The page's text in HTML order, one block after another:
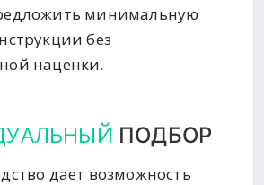
минимальную
без
наценки.
ПОДБОР
дает возможность